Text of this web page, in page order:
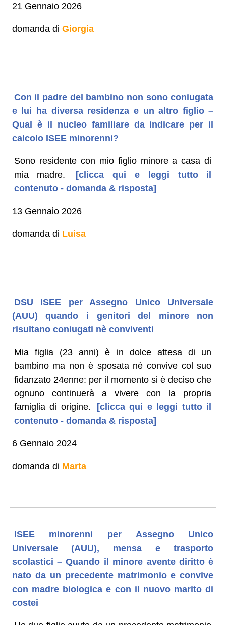
21 Gennaio 2026
domanda di Giorgia
Con il padre del bambino non sono coniugata
e lui ha diversa residenza e un altro figlio –
Qual è il nucleo familiare da indicare per il
calcolo ISEE minorenni?
Sono residente con mio figlio minore a casa di
mia madre.
[clicca qui e leggi tutto il
contenuto - domanda & risposta]
13 Gennaio 2026
domanda di Luisa
DSU ISEE per Assegno Unico Universale
(AUU) quando i genitori del minore non
risultano coniugati nè conviventi
Mia figlia (23 anni) è in dolce attesa di un
bambino ma non è sposata nè convive col suo
fidanzato 24enne: per il momento si è deciso che
ognuno continuerà a vivere con la propria
famiglia di origine.
[clicca qui e leggi tutto il
contenuto - domanda & risposta]
6 Gennaio 2024
domanda di Marta
ISEE minorenni per Assegno Unico
Universale (AUU), mensa e trasporto
scolastici – Quando il minore avente diritto è
nato da un precedente matrimonio e convive
con madre biologica e con il nuovo marito di
costei